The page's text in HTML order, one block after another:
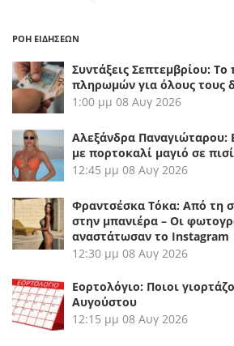
ΡΟΗ ΕΙΔΗΣΕΩΝ
Συντάξεις Σεπτεμβρίου:
πληρωμών για όλους τους
1:00 μμ 08 Αυγ 2026
Αλεξάνδρα Παναγιώταρου:
με πορτοκαλί μαγιό σε
12:45 μμ 08 Αυγ 2026
Φραντσέσκα Τόκα: Από τη
στην μπανιέρα – Οι
αναστάτωσαν το Instagram
12:30 μμ 08 Αυγ 2026
Εορτολόγιο: Ποιοι
Αυγούστου
12:15 μμ 08 Αυγ 2026